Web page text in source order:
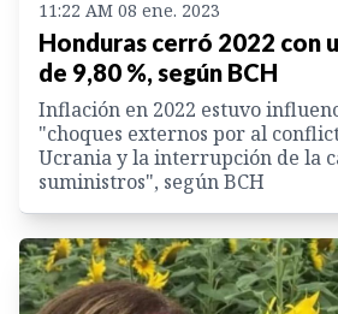
11:22 AM 08 ene. 2023
Honduras cerró 2022 con
de 9,80 %, según BCH
Inflación en 2022 estuvo
"choques externos por al
Ucrania y la interrupción de la
suministros", según BCH